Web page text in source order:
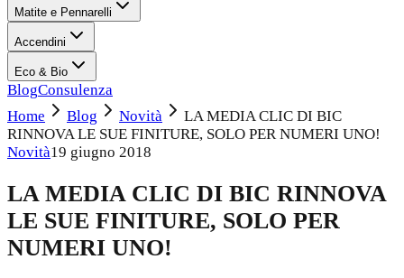
Matite e Pennarelli
Accendini
Eco & Bio
BlogConsulenza
Home
Blog Novità
LA MEDIA CLIC DI BIC
RINNOVA LE SUE FINITURE, SOLO PER NUMERI UNO!
Novità19 giugno 2018
LA MEDIA CLIC DI BIC RINNOVA
LE SUE FINITURE, SOLO PER
NUMERI UNO!